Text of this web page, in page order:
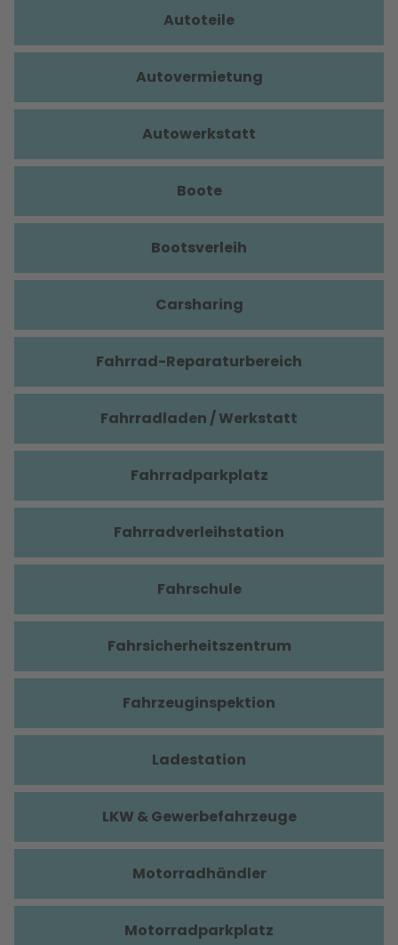
Autoteile
Autovermietung
Autowerkstatt
Boote
Bootsverleih
Carsharing
Fahrrad-Reparaturbereich
Fahrradladen / Werkstatt
Fahrradparkplatz
Fahrradverleihstation
Fahrschule
Fahrsicherheitszentrum
Fahrzeuginspektion
Ladestation
LKW & Gewerbefahrzeuge
Motorradhändler
Motorradparkplatz